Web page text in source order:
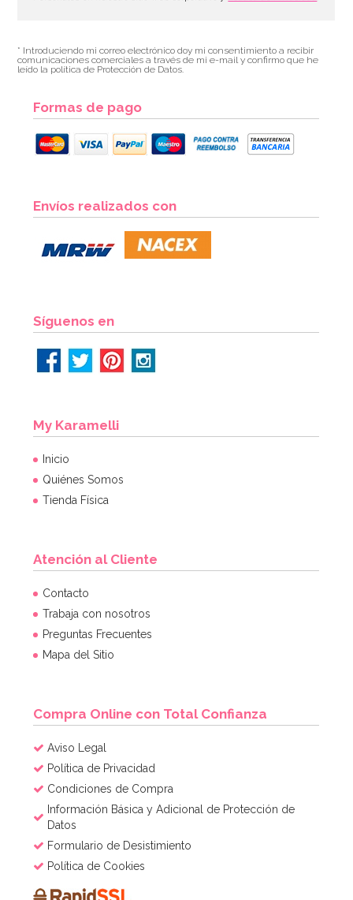
* Introduciendo mi correo electrónico doy mi consentimiento a recibir
comunicaciones comerciales a través de mi e-mail y confirmo que he
leído la política de Protección de Datos.
Formas de pago
Envíos realizados con
Síguenos en
My Karamelli
Inicio
Quiénes Somos
Tienda Física
Atención al Cliente
Contacto
Trabaja con nosotros
Preguntas Frecuentes
Mapa del Sitio
Compra Online con Total Confianza
Aviso Legal
Política de Privacidad
Condiciones de Compra
Información Básica y Adicional de Protección de
Datos
Formulario de Desistimiento
Política de Cookies